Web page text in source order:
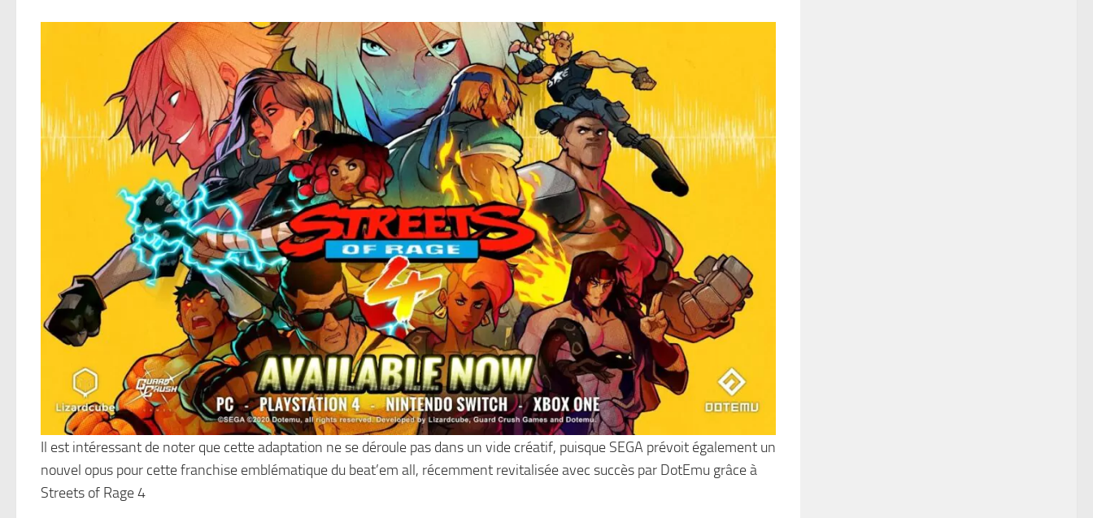
Il est intéressant de noter que cette adaptation ne se déroule pas dans un vide créatif, puisque SEGA prévoit également un
nouvel opus pour cette franchise emblématique du beat’em all, récemment revitalisée avec succès par DotEmu grâce à
Streets of Rage 4